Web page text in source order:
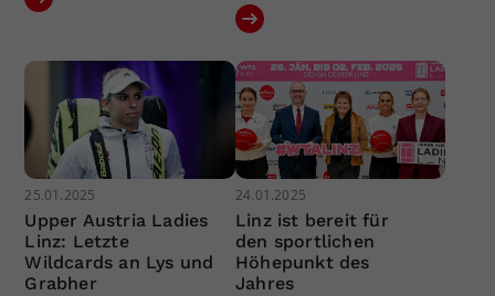
25.01.2025
Upper Austria Ladies
Linz: Letzte
Wildcards an Lys und
Grabher
24.01.2025
Linz ist bereit für
den sportlichen
Höhepunkt des
Jahres